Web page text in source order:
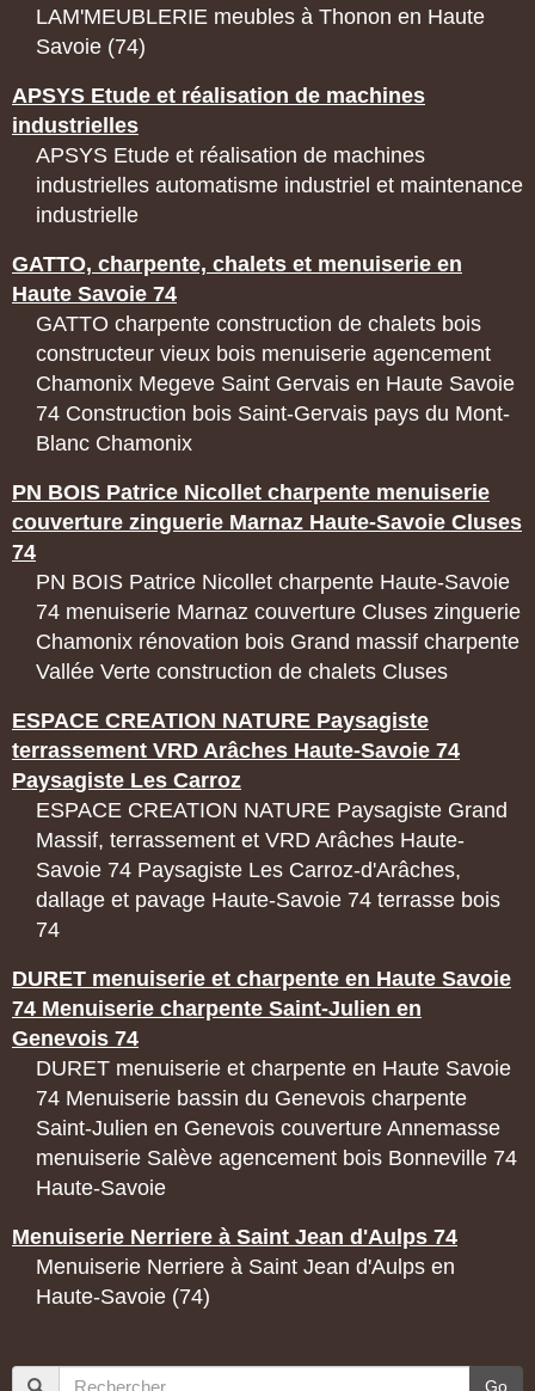
LAM'MEUBLERIE meubles à Thonon en Haute
Savoie (74)
APSYS Etude et réalisation de machines
industrielles
APSYS Etude et réalisation de machines
industrielles automatisme industriel et maintenance
industrielle
GATTO, charpente, chalets et menuiserie en
Haute Savoie 74
GATTO charpente construction de chalets bois
constructeur vieux bois menuiserie agencement
Chamonix Megeve Saint Gervais en Haute Savoie
74 Construction bois Saint-Gervais pays du Mont-
Blanc Chamonix
PN BOIS Patrice Nicollet charpente menuiserie
couverture zinguerie Marnaz Haute-Savoie Cluses
74
PN BOIS Patrice Nicollet charpente Haute-Savoie
74 menuiserie Marnaz couverture Cluses zinguerie
Chamonix rénovation bois Grand massif charpente
Vallée Verte construction de chalets Cluses
ESPACE CREATION NATURE Paysagiste
terrassement VRD Arâches Haute-Savoie 74
Paysagiste Les Carroz
ESPACE CREATION NATURE Paysagiste Grand
Massif, terrassement et VRD Arâches Haute-
Savoie 74 Paysagiste Les Carroz-d'Arâches,
dallage et pavage Haute-Savoie 74 terrasse bois
74
DURET menuiserie et charpente en Haute Savoie
74 Menuiserie charpente Saint-Julien en
Genevois 74
DURET menuiserie et charpente en Haute Savoie
74 Menuiserie bassin du Genevois charpente
Saint-Julien en Genevois couverture Annemasse
menuiserie Salève agencement bois Bonneville 74
Haute-Savoie
Menuiserie Nerriere à Saint Jean d'Aulps 74
Menuiserie Nerriere à Saint Jean d'Aulps en
Haute-Savoie (74)
Go